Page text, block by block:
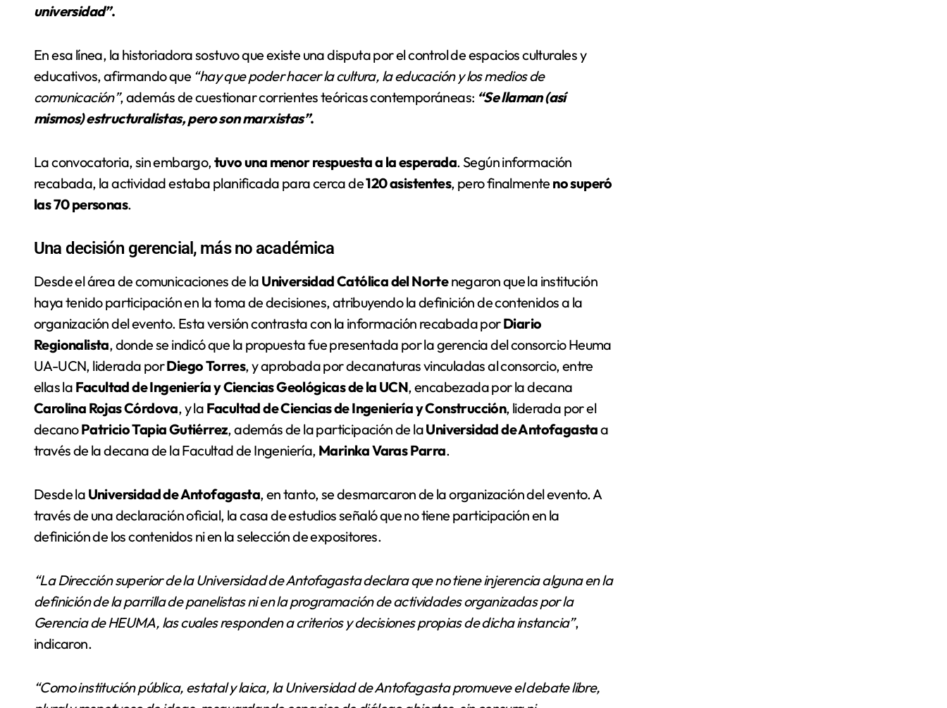
universidad”.
En esa línea, la historiadora sostuvo que existe una disputa por el control de espacios culturales y
educativos, afirmando que “hay que poder hacer la cultura, la educación y los medios de
comunicación”, además de cuestionar corrientes teóricas contemporáneas: “Se llaman (así
mismos) estructuralistas, pero son marxistas”.
La convocatoria, sin embargo,tuvo una menor respuesta a la esperada. Según información
recabada, la actividad estaba planificada para cerca de120 asistentes, pero finalmente no superó
las 70 personas.
Una decisión gerencial, más no académica
Desde el área de comunicaciones de la Universidad Católica del Nortenegaron que la institución
haya tenido participación en la toma de decisiones, atribuyendo la definición de contenidos a la
organización del evento. Esta versión contrasta con la información recabada porDiario
Regionalista, donde se indicó que la propuesta fue presentada por la gerencia del consorcio Heuma
UA-UCN, liderada porDiego Torres, y aprobada por decanaturas vinculadas al consorcio, entre
ellas la Facultad de Ingeniería y Ciencias Geológicas de la UCN, encabezada por la decana
Carolina Rojas Córdova, y la Facultad de Ciencias de Ingeniería y Construcción, liderada por el
decanoPatricio Tapia Gutiérrez, además de la participación de laUniversidad de Antofagastaa
través de la decana de la Facultad de Ingeniería, Marinka Varas Parra.
Desde la Universidad de Antofagasta, en tanto, se desmarcaron de la organización del evento. A
través de una declaración oficial, la casa de estudios señaló que no tiene participación en la
definición de los contenidos ni en la selección de expositores.
“La Dirección superior de la Universidad de Antofagasta declara que no tiene injerencia alguna en la
definición de la parrilla de panelistas ni en la programación de actividades organizadas por la
Gerencia de HEUMA, las cuales responden a criterios y decisiones propias de dicha instancia”,
indicaron.
“Como institución pública, estatal y laica, la Universidad de Antofagasta promueve el debate libre,